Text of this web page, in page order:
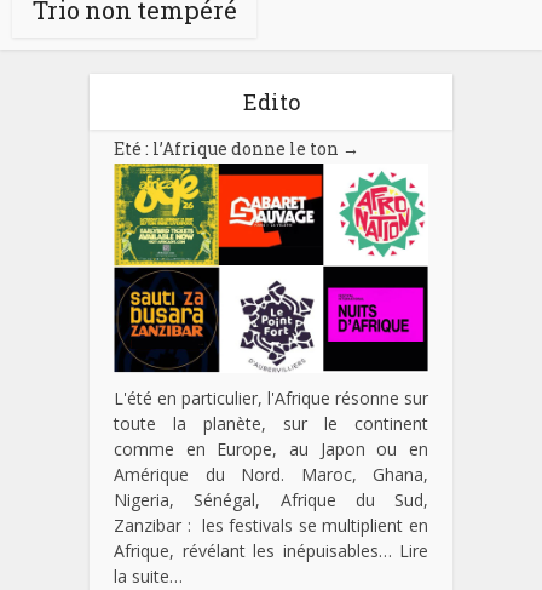
Trio non tempéré
Edito
Eté : l’Afrique donne le ton →
L'été en particulier, l'Afrique résonne sur
toute la planète, sur le continent
comme en Europe, au Japon ou en
Amérique du Nord. Maroc, Ghana,
Nigeria, Sénégal, Afrique du Sud,
Zanzibar : les festivals se multiplient en
Afrique, révélant les inépuisables… Lire
la suite…